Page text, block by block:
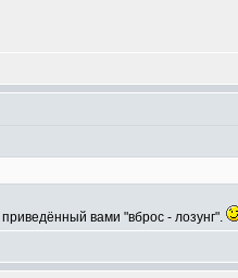
вами "вброс - лозунг".